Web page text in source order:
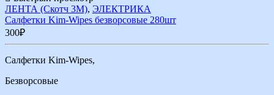
ЛЕНТА (Скотч 3М), ЭЛЕКТРИКА
Салфетки Kim-Wipes безворсовые 280шт
300₽
Салфетки Kim-Wipes,
Безворсовые